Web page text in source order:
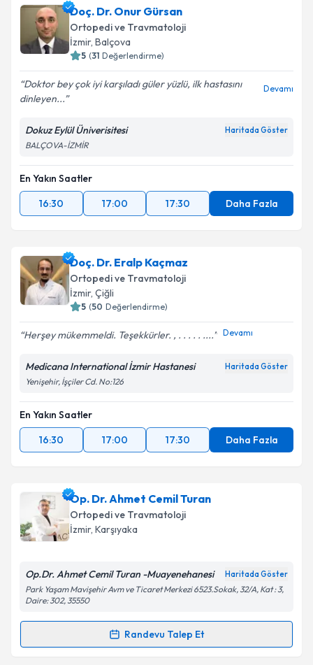
takvim hazırlandığında e-posta ile bilgilendireceğiz.
E-posta Adresiniz
Metni
kapsamda işlenmesini kabul ediyorum.
Doç. Dr. Onur Gürsan
Ortopedi ve Travmatoloji
İzmir, Balçova
5 (31 Değerlendirme)
Doktor bey çok iyi karşıladı güler yüzlü, ilk hastasını
dinleyen...
Devamı
Dokuz Eylül Üniverisitesi Haritada Göster
BALÇOVA-İZMİR
En Yakın Saatler
16:30
17:00 17:30 Daha Fazla
Doç. Dr. Eralp Kaçmaz
Ortopedi ve Travmatoloji
İzmir, Çiğli
5 (50 Değerlendirme)
Herşey mükemmeldi. Teşekkürler. , . . . . . .... Devamı
Medicana International İzmir Hastanesi Haritada Göster
Yenişehir, İşçiler Cd. No:126
En Yakın Saatler
16:30
17:00 17:30 Daha Fazla
Op. Dr. Ahmet Cemil Turan
Ortopedi ve Travmatoloji
İzmir, Karşıyaka
Op.Dr. Ahmet Cemil Turan -Muayenehanesi Haritada Göster
Park Yaşam Mavişehir Avm ve Ticaret Merkezi 6523.Sokak, 32/A, Kat : 3,
Daire: 302, 35550
Randevu Talep Et
Randevu Takvimi Talebi